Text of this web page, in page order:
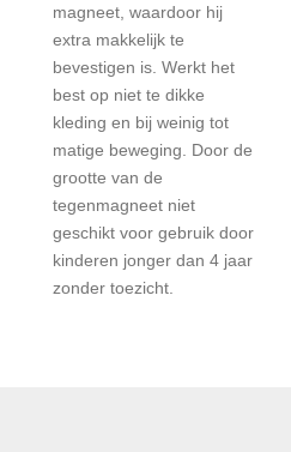
magneet, waardoor hij
extra makkelijk te
bevestigen is. Werkt het
best op niet te dikke
kleding en bij weinig tot
matige beweging. Door de
grootte van de
tegenmagneet niet
geschikt voor gebruik door
kinderen jonger dan 4 jaar
zonder toezicht.